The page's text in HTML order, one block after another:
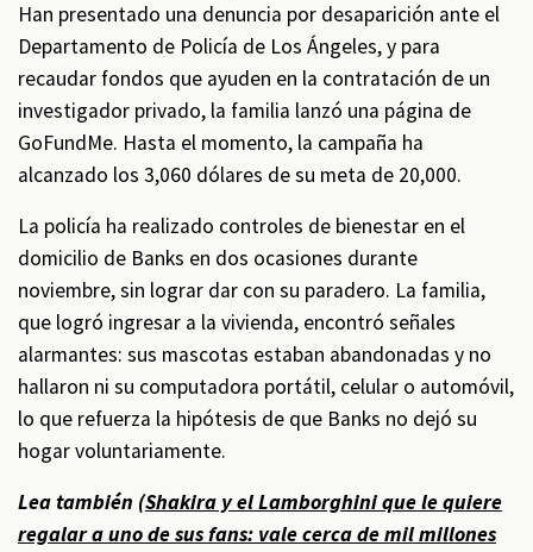
Han presentado una denuncia por desaparición ante el
Departamento de Policía de Los Ángeles, y para
recaudar fondos que ayuden en la contratación de un
investigador privado, la familia lanzó una página de
GoFundMe. Hasta el momento, la campaña ha
alcanzado los 3,060 dólares de su meta de 20,000.
La policía ha realizado controles de bienestar en el
domicilio de Banks en dos ocasiones durante
noviembre, sin lograr dar con su paradero. La familia,
que logró ingresar a la vivienda, encontró señales
alarmantes: sus mascotas estaban abandonadas y no
hallaron ni su computadora portátil, celular o automóvil,
lo que refuerza la hipótesis de que Banks no dejó su
hogar voluntariamente.
Lea también (Shakira y el Lamborghini que le quiere
regalar a uno de sus fans: vale cerca de mil millones